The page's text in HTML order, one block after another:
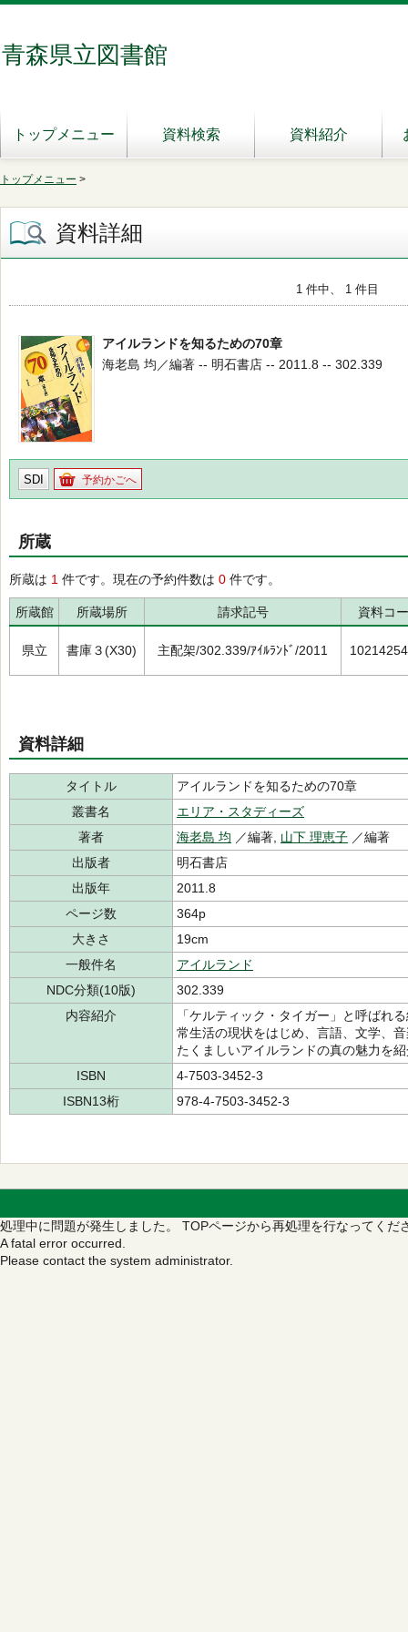
青森県立図書館
トップメニュー 資料検索 資料紹介
トップメニュー >
資料詳細
1 件中、 1 件目
アイルランドを知るための70章
海老島 均／編著 -- 明石書店 -- 2011.8 -- 302.339
SDI 予約かごへ
所蔵
所蔵は 1 件です。現在の予約件数は 0 件です。
所蔵館 所蔵場所 請求記号 資料コ
県立 書庫３(X30) 主配架/302.339/ｱｲﾙﾗﾝﾄﾞ/2011
資料詳細
タイトル
アイルランドを知るための70章
叢書名
エリア・スタディーズ
著者
海老島 均 ／編著, 山下 理恵子 ／編著
出版者
明石書店
出版年
2011.8
ページ数
364p
大きさ
19cm
一般件名
アイルランド
NDC分類(10版)
302.339
内容紹介
「ケルティック・タイガー」と呼ばれ
常生活の現状をはじめ、言語、文学、
たくましいアイルランドの真の魅力を
ISBN
4-7503-3452-3
ISBN13桁
978-4-7503-3452-3
処理中に問題が発生しました。 TOPページから再処理を行なってくだ
A fatal error occurred.
Please contact the system administrator.